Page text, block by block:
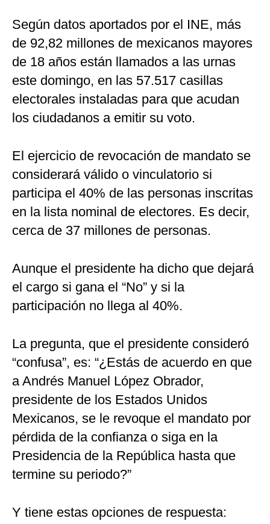
Según datos aportados por el INE, más
de 92,82 millones de mexicanos mayores
de 18 años están llamados a las urnas
este domingo, en las 57.517 casillas
electorales instaladas para que acudan
los ciudadanos a emitir su voto.
El ejercicio de revocación de mandato se
considerará válido o vinculatorio si
participa el 40% de las personas inscritas
en la lista nominal de electores. Es decir,
cerca de 37 millones de personas.
Aunque el presidente ha dicho que dejará
el cargo si gana el “No” y si la
participación no llega al 40%.
La pregunta, que el presidente consideró
“confusa”, es: “¿Estás de acuerdo en que
a Andrés Manuel López Obrador,
presidente de los Estados Unidos
Mexicanos, se le revoque el mandato por
pérdida de la confianza o siga en la
Presidencia de la República hasta que
termine su periodo?”
Y tiene estas opciones de respuesta: